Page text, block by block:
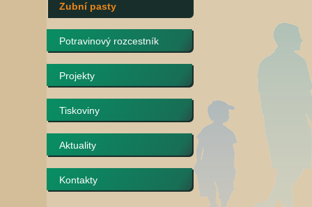
Zubní pasty
Potravinový rozcestník
Projekty
Tiskoviny
Aktuality
Kontakty